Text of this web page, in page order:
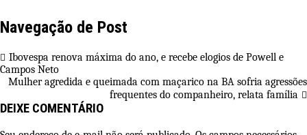
Navegação de Post
Ibovespa renova máxima do ano, e recebe elogios de Powell e
Campos Neto
Mulher agredida e queimada com maçarico na BA sofria agressões
frequentes do companheiro, relata família
DEIXE COMENTÁRIO